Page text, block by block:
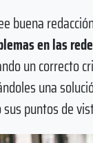
buena
en las
un correcto
una
puntos de